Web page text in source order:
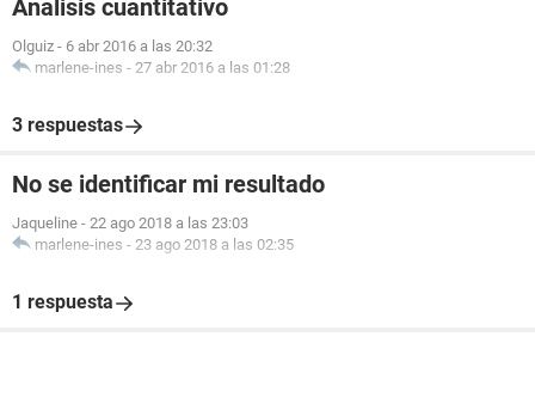
Analisis cuantitativo
Olguiz - 6 abr 2016 a las 20:32
marlene-ines - 27 abr 2016 a las 01:28
3 respuestas
No se identificar mi resultado
Jaqueline - 22 ago 2018 a las 23:03
marlene-ines - 23 ago 2018 a las 02:35
1 respuesta